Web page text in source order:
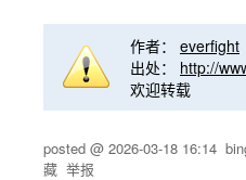
作者： everfight
出处： http://
欢迎转载
posted @ 2026-03-18 16:14
藏 举报